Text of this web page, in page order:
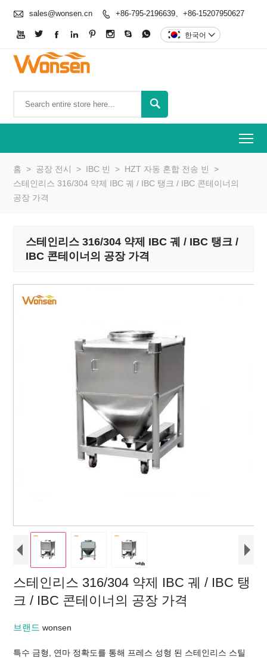
 sales@wonsen.cn  +86-795-2196639、+86-15207950627
        한국어 

홈 > 공장 전시 > IBC 빈 > HZT 자동 혼합 전송 빈
>
스테인리스 316/304 약제 IBC 궤 / IBC 탱크 / IBC 콘테이너의
공장 가격
스테인리스 316/304 약제 IBC 궤 / IBC 탱크 /
IBC 콘테이너의 공장 가격
스테인리스 316/304 약제 IBC 궤 / IBC 탱
크 / IBC 콘테이너의 공장 가격
브랜드wonsen
특수 금형, 연마 정확도를 통해 프레스 성형 된 스테인리스 스틸